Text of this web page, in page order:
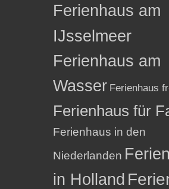
Ferienhaus am
IJsselmeer
Ferienhaus am
Wasser Ferienhaus
Ferienhaus für
Ferienhaus in den
Niederlanden
in Holland